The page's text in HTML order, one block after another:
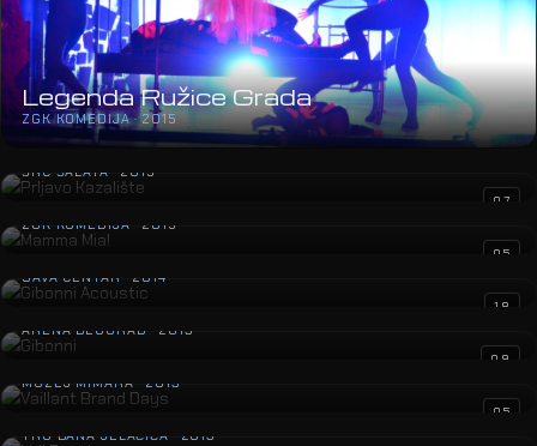
Legenda Ružice Grada
ZGK KOMEDIJA · 2015
Prljavo Kazalište
ŠRC ŠALATA · 2015
07
Mamma Mia!
ZGK KOMEDIJA · 2015
05
Gibonni Acoustic
SAVA CENTAR · 2014
18
Gibonni
ARENA BEOGRAD · 2013
09
Vaillant Brand Days
MUZEJ MIMARA · 2013
05
Lidl Event
TRG BANA JELAČIĆA · 2013